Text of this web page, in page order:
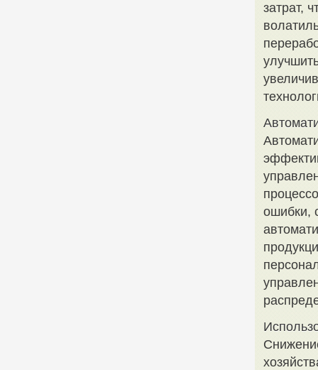
затрат,
ошибки,